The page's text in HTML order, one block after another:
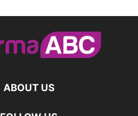
ABOUT US